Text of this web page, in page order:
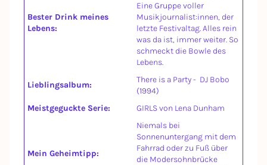
Bester Drink meines
Lebens:
Eine Gruppe voller
Musikjournalist:innen, der
letzte Festivaltag. Alles rein
was da ist, immer weiter. So
schmeckt die Bowle des
Lebens.
Lieblingsalbum:
There is a Party - DJ Bobo
(1994)
Meistgeguckte Serie:
GIRLS von Lena Dunham
Mein Geheimtipp:
Niemals bei
Sonnenuntergang mit dem
Fahrrad oder zu Fuß über
die Modersohnbrücke